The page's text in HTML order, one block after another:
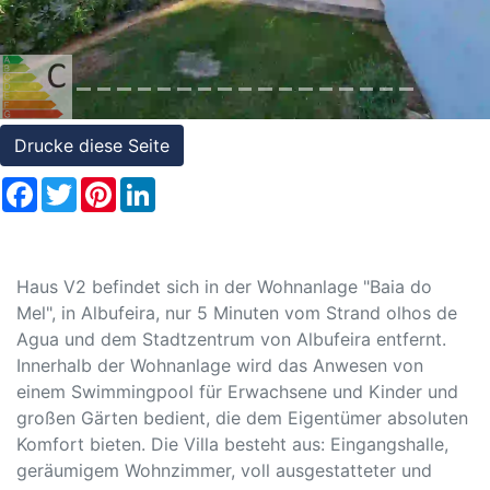
Referenzen
Immobilien
und
Steuerrecht
Drucke diese Seite
Facebook
TwitterPinterest
Haus V2 befindet sich in der Wohnanlage "Baia do
Mel", in Albufeira, nur 5 Minuten vom Strand olhos de
Agua und dem Stadtzentrum von Albufeira entfernt.
Innerhalb der Wohnanlage wird das Anwesen von
einem Swimmingpool für Erwachsene und Kinder und
großen Gärten bedient, die dem Eigentümer absoluten
Komfort bieten. Die Villa besteht aus: Eingangshalle,
geräumigem Wohnzimmer, voll ausgestatteter und